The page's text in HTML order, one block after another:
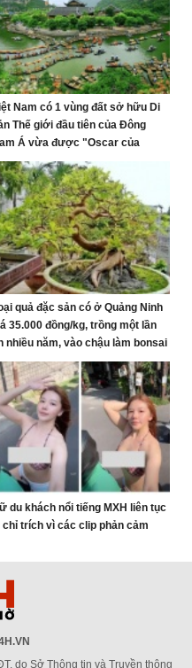
Nam có 1 vùng đất sở hữu Di
Thế giới đầu tiên của Đông
Á vừa được "Oscar của
du lịch" đề cử, là nơi tỷ phú
Trường đầu tư KDL tâm linh
ha
quả đặc sản có ở Quảng Ninh
35.000 đồng/kg, trồng một lần
nhiều năm, vào chậu làm bonsai
chiêu tài
du khách nổi tiếng MXH liên tục
chỉ trích vì các clip phản cảm
do Sở Thông tin và Truyền thông